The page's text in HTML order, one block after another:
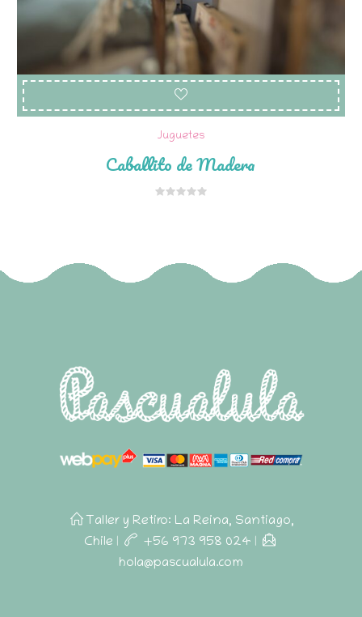
Juguetes
Caballito de Madera
Taller y Retiro: La Reina, Santiago,
Chile | +56 973 958 024 |
hola@pascualula.com